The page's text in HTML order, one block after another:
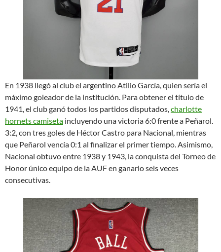
En 1938 llegó al club el argentino Atilio García, quien sería el
máximo goleador de la institución. Para obtener el título de
1941, el club ganó todos los partidos disputados,charlotte
hornets camiseta incluyendo una victoria 6:0 frente a Peñarol.
3:2, con tres goles de Héctor Castro para Nacional, mientras
que Peñarol vencía 0:1 al finalizar el primer tiempo. Asimismo,
Nacional obtuvo entre 1938 y 1943, la conquista del Torneo de
Honor único equipo de la AUF en ganarlo seis veces
consecutivas.